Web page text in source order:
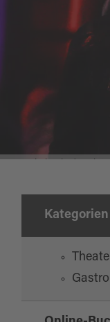
Freut euch
feinem
in
werdet als
platziert.
Bühne,
es
Quelle:
Kategorien